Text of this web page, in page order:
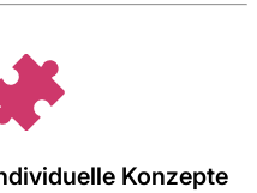
Konzepte